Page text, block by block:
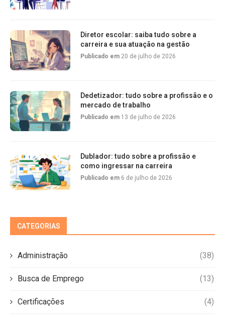
Diretor escolar: saiba tudo sobre a
carreira e sua atuação na gestão
Publicado em 20 de julho de 2026
Dedetizador: tudo sobre a profissão e o
mercado de trabalho
Publicado em 13 de julho de 2026
Dublador: tudo sobre a profissão e
como ingressar na carreira
Publicado em 6 de julho de 2026
CATEGORIAS
Administração (38)
Busca de Emprego (13)
Certificações (4)